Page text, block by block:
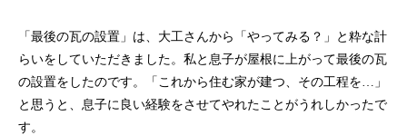
「最後の瓦の設置」は、大工さんから「やってみる？」と粋な計
らいをしていただきました。私と息子が屋根に上がって最後の瓦
の設置をしたのです。「これから住む家が建つ、その工程を…」
と思うと、息子に良い経験をさせてやれたことがうれしかったで
す。